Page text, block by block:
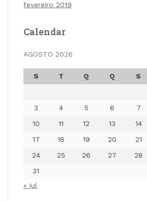
fevereiro 2019
Calendar
AGOSTO 2026
S T Q Q S
3
4 5 6 7
10
11 12 13 14
17
18 19 20 21
24
25 26 27 28
31
« jul